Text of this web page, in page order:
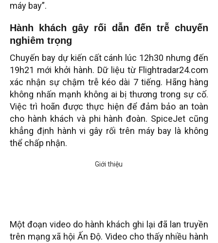
máy bay”.
Hành khách gây rối dẫn đến trễ chuyến
nghiêm trọng
Chuyến bay dự kiến cất cánh lúc 12h30 nhưng đến
19h21 mới khởi hành. Dữ liệu từ Flightradar24.com
xác nhận sự chậm trễ kéo dài 7 tiếng. Hãng hàng
không nhấn mạnh không ai bị thương trong sự cố.
Việc trì hoãn được thực hiện để đảm bảo an toàn
cho hành khách và phi hành đoàn. SpiceJet cũng
khẳng định hành vi gây rối trên máy bay là không
thể chấp nhận.
Một đoạn video do hành khách ghi lại đã lan truyền
trên mạng xã hội Ấn Độ. Video cho thấy nhiều hành